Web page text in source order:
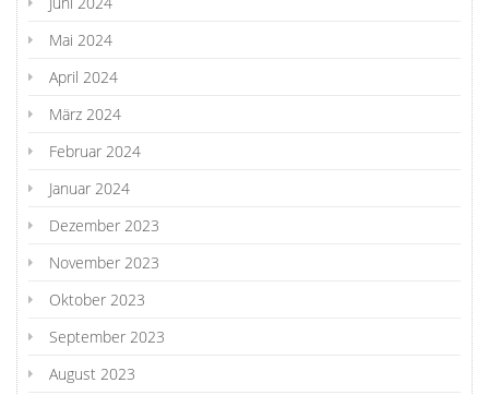
Mai 2024
April 2024
März 2024
Februar 2024
Januar 2024
Dezember 2023
November 2023
Oktober 2023
September 2023
August 2023